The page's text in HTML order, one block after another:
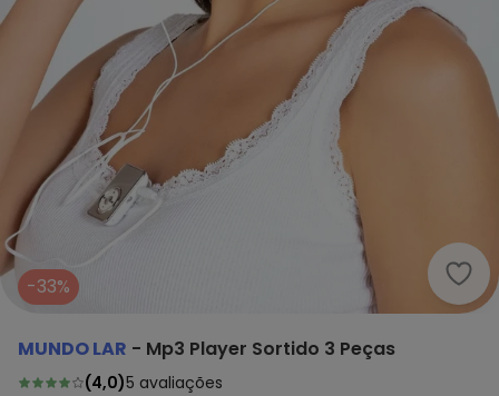
-33%
MUNDO LAR - Mp3 Player Sortido 3 Peças
(4,0)5 avaliações